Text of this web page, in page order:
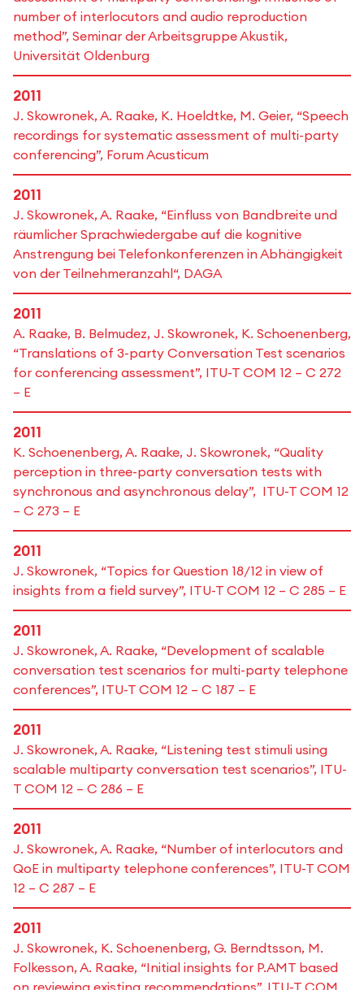
number of interlocutors and audio reproduction
method”, Seminar der Arbeitsgruppe Akustik,
Universität Oldenburg
2011
J. Skowronek, A. Raake, K. Hoeldtke, M. Geier, “Speech
recordings for systematic assessment of multi-party
conferencing”, Forum Acusticum
2011
J. Skowronek, A. Raake, “Einfluss von Bandbreite und
räumlicher Sprachwiedergabe auf die kognitive
Anstrengung bei Telefonkonferenzen in Abhängigkeit
von der Teilnehmeranzahl“, DAGA
2011
A. Raake, B. Belmudez, J. Skowronek, K. Schoenenberg,
“Translations of 3-party Conversation Test scenarios
for conferencing assessment”, ITU-T COM 12 – C 272
– E
2011
K. Schoenenberg, A. Raake, J. Skowronek, “Quality
perception in three-party conversation tests with
synchronous and asynchronous delay”, ITU-T COM 12
– C 273 – E
2011
J. Skowronek, “Topics for Question 18/12 in view of
insights from a field survey”, ITU-T COM 12 – C 285 – E
2011
J. Skowronek, A. Raake, “Development of scalable
conversation test scenarios for multi-party telephone
conferences”, ITU-T COM 12 – C 187 – E
2011
J. Skowronek, A. Raake, “Listening test stimuli using
scalable multiparty conversation test scenarios”, ITU-
T COM 12 – C 286 – E
2011
J. Skowronek, A. Raake, “Number of interlocutors and
QoE in multiparty telephone conferences”, ITU-T COM
12 – C 287 – E
2011
J. Skowronek, K. Schoenenberg, G. Berndtsson, M.
Folkesson, A. Raake, “Initial insights for P.AMT based
on reviewing existing recommendations”, ITU-T COM